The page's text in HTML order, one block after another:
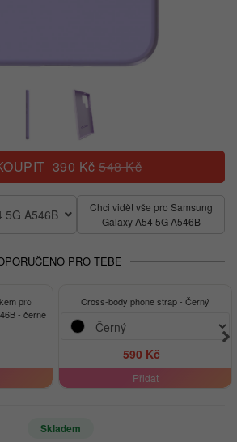
| 390 Kč548 Kč
5G A546B
Chci vidět vše pro Samsung
Galaxy A54 5G A546B
PRO TEBE
-13%
pro
- černé
Cross-body phone strap - Černý
590 Kč
Přidat
Skladem